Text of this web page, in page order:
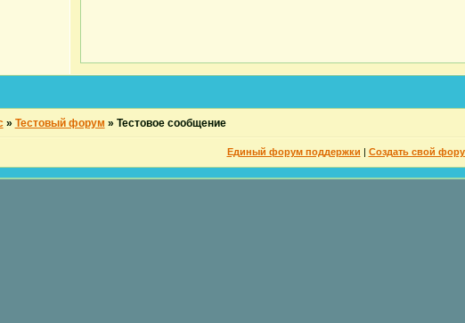
» Тестовый форум » Тестовое сообщение
Единый форум поддержки | Создать свой